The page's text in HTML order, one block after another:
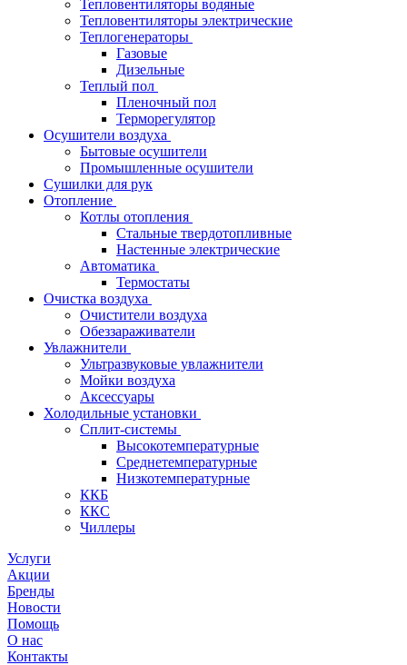
Тепловентиляторы водяные
Тепловентиляторы электрические
Теплогенераторы
Газовые
Дизельные
Теплый пол
Пленочный пол
Терморегулятор
Осушители воздуха
Бытовые осушители
Промышленные осушители
Сушилки для рук
Отопление
Котлы отопления
Стальные твердотопливные
Настенные электрические
Автоматика
Термостаты
Очистка воздуха
Очистители воздуха
Обеззараживатели
Увлажнители
Ультразвуковые увлажнители
Мойки воздуха
Аксессуары
Холодильные установки
Сплит-системы
Высокотемпературные
Среднетемпературные
Низкотемпературные
ККБ
ККС
Чиллеры
Услуги
Акции
Бренды
Новости
Помощь
О нас
Контакты